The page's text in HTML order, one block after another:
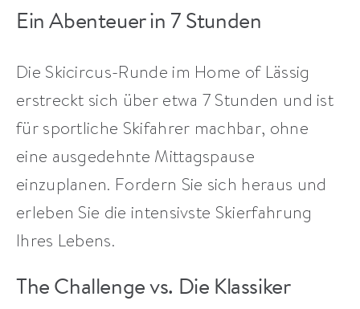
Ein Abenteuer in 7 Stunden
Die Skicircus-Runde im Home of Lässig
erstreckt sich über etwa 7 Stunden und ist
für sportliche Skifahrer machbar, ohne
eine ausgedehnte Mittagspause
einzuplanen. Fordern Sie sich heraus und
erleben Sie die intensivste Skierfahrung
Ihres Lebens.
The Challenge vs. Die Klassiker